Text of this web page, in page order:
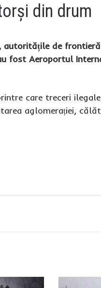
din drum
de
fost Aeroportul
care treceri
aglomerației,